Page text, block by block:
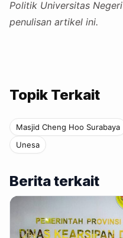
Politik Universitas
penulisan artikel ini.
Topik Terkait
Masjid Cheng Hoo Surabaya
Unesa
Berita terkait